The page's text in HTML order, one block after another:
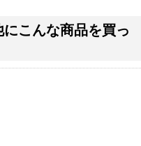
こんな商品を買っ